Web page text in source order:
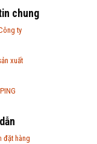
chung
ty
xuất
đặt hàng